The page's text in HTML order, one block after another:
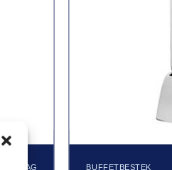
BUFFETBESTEK